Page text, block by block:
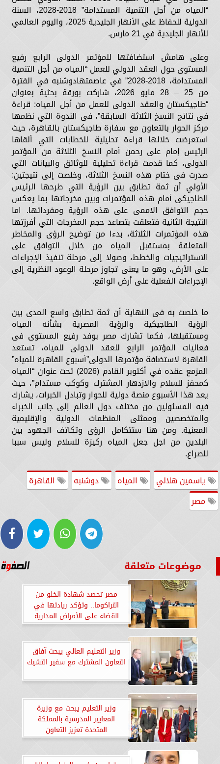
“المياه من أجل التنمية المستدامة” 2018-2028، السنة
الدولية للحفاظ على الأنهار الجليدية 2025، واليوم العالمي
للأنهار الجليدية في 21 مارس.
وعلى هامش استضافتها للمؤتمر الدولى الرابع رفيع
المستوى حول العقد الدولي للعمل “المياه من أجل التنمية
المستدامة، 2018-2028” في عاصمتهادوشنبه في الفترة
من 25 – 28 مايو 2026، شاركت بورقة بحثية بعنوان
“طاجيكستان والعقد الدولى للعمل من أجل المياه: قراءة
فى نتائج النسخ الثلاثة السابقة”، فى الندوة التي نظمها
مركز الحوار بالتعاون مع سفارة طاجيكستان بالقاهرة، حيث
استعرضت خلالها قراءة تحليلية للخطابات التي ألقاها
الرئيس إمام على رحمن أمام النسخ الثلاثة من المؤتمر
الدولى، كما قدمت قراءة تحليلية للوثائق والبيانات التي
صدرت فى ختام هذه النسخ الثلاثة، وخلصت إلى نتيجتين:
الأولي أن ثمة تطابق بين الرؤية التي طرحها الرئيس
الطاجيكى أمام هذه المؤتمرات وبين مخرجاتها بما يعكس
حجم التوافق الاممى على هذه الرؤية ومفرداتها. اما
النتيجة الثانية فتعلقت بتصاعد حجم المخرجات التي أفرزتها
هذه المؤتمرات الثلاثة، بدءا من توضيح الرؤى والمخاطر
المتعلقة بمستقبل المياه من خلال التوافق على
الاستراتيجيات والخطط، وصولا إلى مرحلة تنفيذ الإجراءات
على الأرض، وهو ما يعنى تجاوز مرحلة الوعود النظرية إلى
الإجراءات الفعلية على أرض الواقع.
ما خلصت به فى النهاية أن ثمة تطابق واسع المدى بين
الرؤية الطاجيكية والرؤية المصرية بشأنه المياه
ومستقبلها، فكما تشارك مصر بوفد رفيع المستوى فى
فعاليات المؤتمر الرابع للعقد الدولى للمياه، تستعد
القاهرة لاستضافة مؤتمرها الدولى”أسبوع القاهرة للمياه”
المزمع عقده في أكتوبر القادم (2026) تحت عنوان “المياه
كمحفز للسلام والازدهار المشترك وكوكب مستدام”، حيث
يعد هذا الأسبوع منصة دولية للحوار وتبادل الخبرات، يشارك
فيه المسئولين من مختلف دول العالم إلى جانب الخبراء
والمتخصصين وممثلى المنظمات الدولية والإقليمية
المعنية. ومن هنا ستتكامل الرؤى وتكاتف الجهود بين
البلدين من اجل جعل المياه ركيزة للسلام وليس سببا
للصراع.
ياسمين هلالي
المياه دوشنبه
القاهرة
مصر
موضوعات متعلقة
مصر تحصد شهادة الخلو من
التراكوما.. وتؤكد ريادتها في
القضاء على الأمراض المدارية
وزير التعليم العالي يبحث آفاق
التعاون المشترك مع سفير التشيك
وزير التعليم يبحث مع وزيرة
المعايير المدرسية بالمملكة
المتحدة تعزيز التعاون